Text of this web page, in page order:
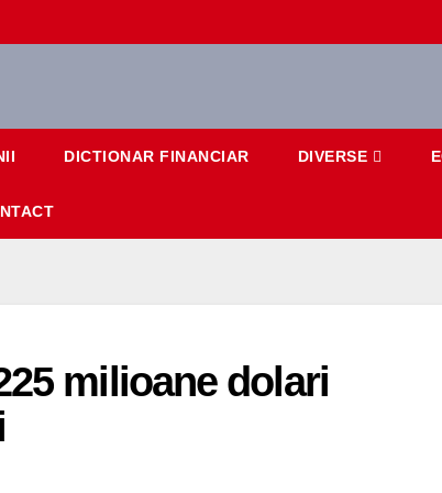
DICTIONAR FINANCIAR DIVERSE
milioane dolari